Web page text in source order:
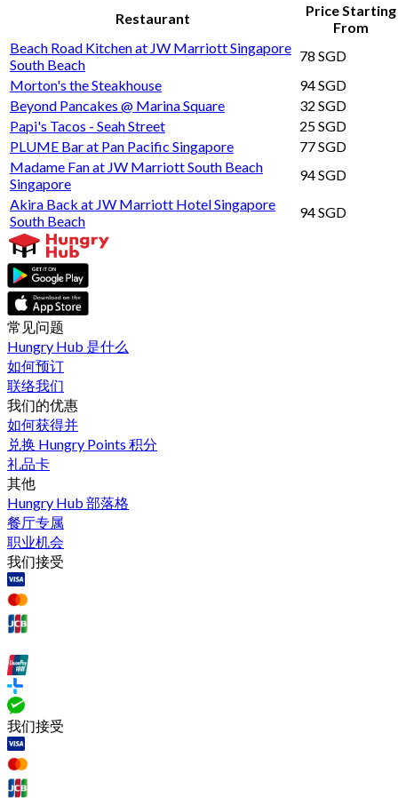
Restaurant
Price Starting
From
Beach Road Kitchen at JW Marriott Singapore
South Beach
78 SGD
Morton's the Steakhouse
94 SGD
Beyond Pancakes @ Marina Square
32 SGD
Papi's Tacos - Seah Street
25 SGD
PLUME Bar at Pan Pacific Singapore
77 SGD
Madame Fan at JW Marriott South Beach
Singapore
94 SGD
Akira Back at JW Marriott Hotel Singapore
South Beach
94 SGD
常见问题
Hungry Hub 是什么
如何预订
联络我们
我们的优惠
如何获得并
兑换 Hungry Points 积分
礼品卡
其他
Hungry Hub 部落格
餐厅专属
职业机会
我们接受
我们接受